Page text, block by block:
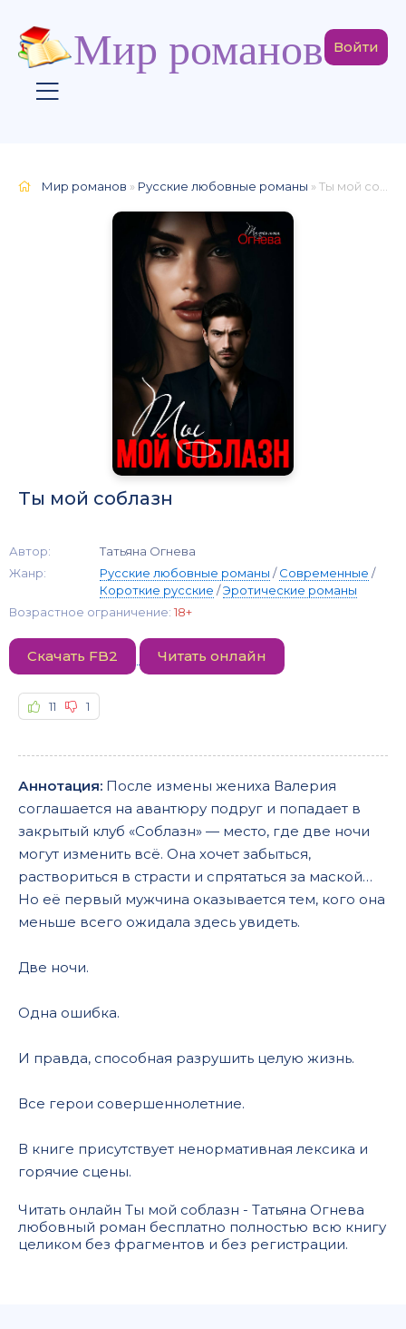
Мир романов Войти
Мир романов » Русские любовные романы » Ты мой соблазн
Ты мой соблазн
Автор:
Татьяна Огнева
Жанр:
Русские любовные романы /Современные /
Короткие русские /Эротические романы
Возрастное ограничение: 18+
Скачать FB2 Читать онлайн
11 1
Аннотация: После измены жениха Валерия
соглашается на авантюру подруг и попадает в
закрытый клуб «Соблазн» — место, где две ночи
могут изменить всё. Она хочет забыться,
раствориться в страсти и спрятаться за маской…
Но её первый мужчина оказывается тем, кого она
меньше всего ожидала здесь увидеть.
Две ночи.
Одна ошибка.
И правда, способная разрушить целую жизнь.
Все герои совершеннолетние.
В книге присутствует ненормативная лексика и
горячие сцены.
Читать онлайн Ты мой соблазн - Татьяна Огнева
любовный роман бесплатно полностью всю книгу
целиком без фрагментов и без регистрации.